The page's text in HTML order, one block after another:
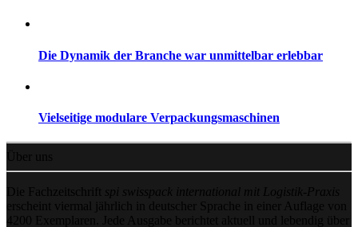
Die Dynamik der Branche war unmittelbar erlebbar
Vielseitige modulare Verpackungsmaschinen
Über uns
Die Fachzeitschrift
spi swisspack international mit Logistik-Praxis
erscheint viermal jährlich in deutscher Sprache in einer Auflage von
4200 Exemplaren. Jede Ausgabe berichtet aktuell und lebendig über